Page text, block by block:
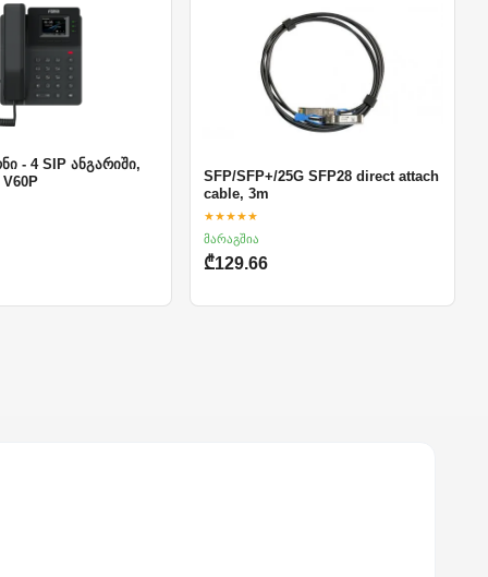
- 4 SIP ანგარიში,
SFP/SFP+/25G SFP28 direct attach
cable, 3m
★★★★★
მარაგშია
₾129.66